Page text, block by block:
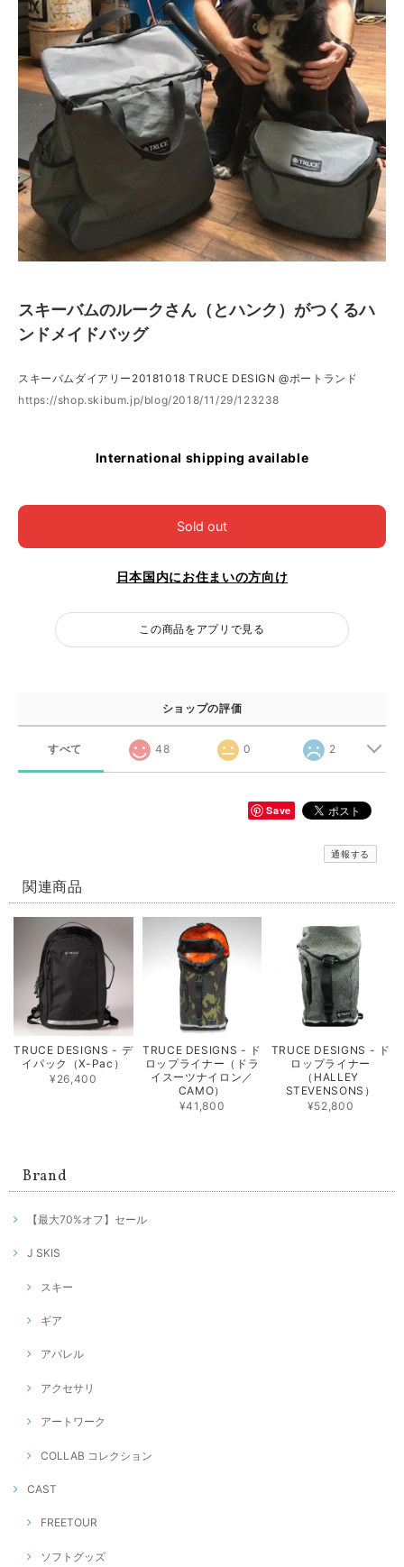
スキーバムのルークさん（とハンク）がつくるハ
ンドメイドバッグ
スキーバムダイアリー20181018 TRUCE DESIGN @ポートランド
https://shop.skibum.jp/blog/2018/11/29/123238
International shipping available
Sold out
日本国内にお住まいの方向け
この商品をアプリで見る
ショップの評価
すべて 48 0 2
Save
通報する
関連商品
TRUCE DESIGNS - デ
イパック（X-Pac）
¥26,400
TRUCE DESIGNS - ド
ロップライナー（ドラ
イスーツナイロン／
CAMO）
¥41,800
TRUCE DESIGNS - ド
ロップライナー
（HALLEY
STEVENSONS）
¥52,800
Brand
【最大70%オフ】セール
J SKIS
スキー
ギア
アパレル
アクセサリ
アートワーク
COLLAB コレクション
CAST
FREETOUR
ソフトグッズ